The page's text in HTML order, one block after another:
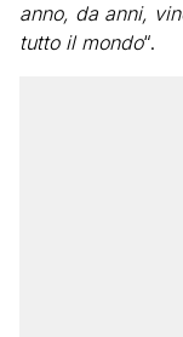
anno, da anni,
tutto il mondo“.